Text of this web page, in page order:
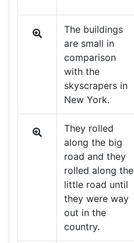
The buildings
are small in
comparison
with the
skyscrapers in
New York.
They rolled
along the big
road and they
rolled along the
little road until
they were way
out in the
country.